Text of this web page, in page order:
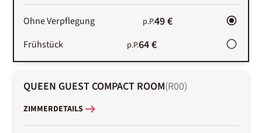
Ohne Verpflegung p.P.49 €
Frühstück p.P.64 €
QUEEN GUEST COMPACT ROOM(R00)
ZIMMERDETAILS